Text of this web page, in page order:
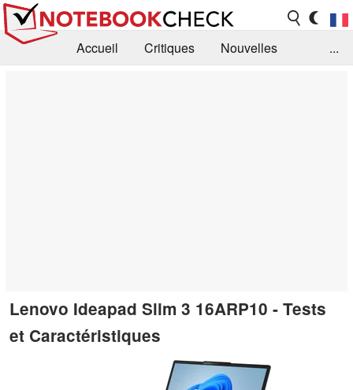
Accueil Critiques
Nouvelles
...
Lenovo Ideapad Slim 3 16ARP10 - Tests
et Caractéristiques